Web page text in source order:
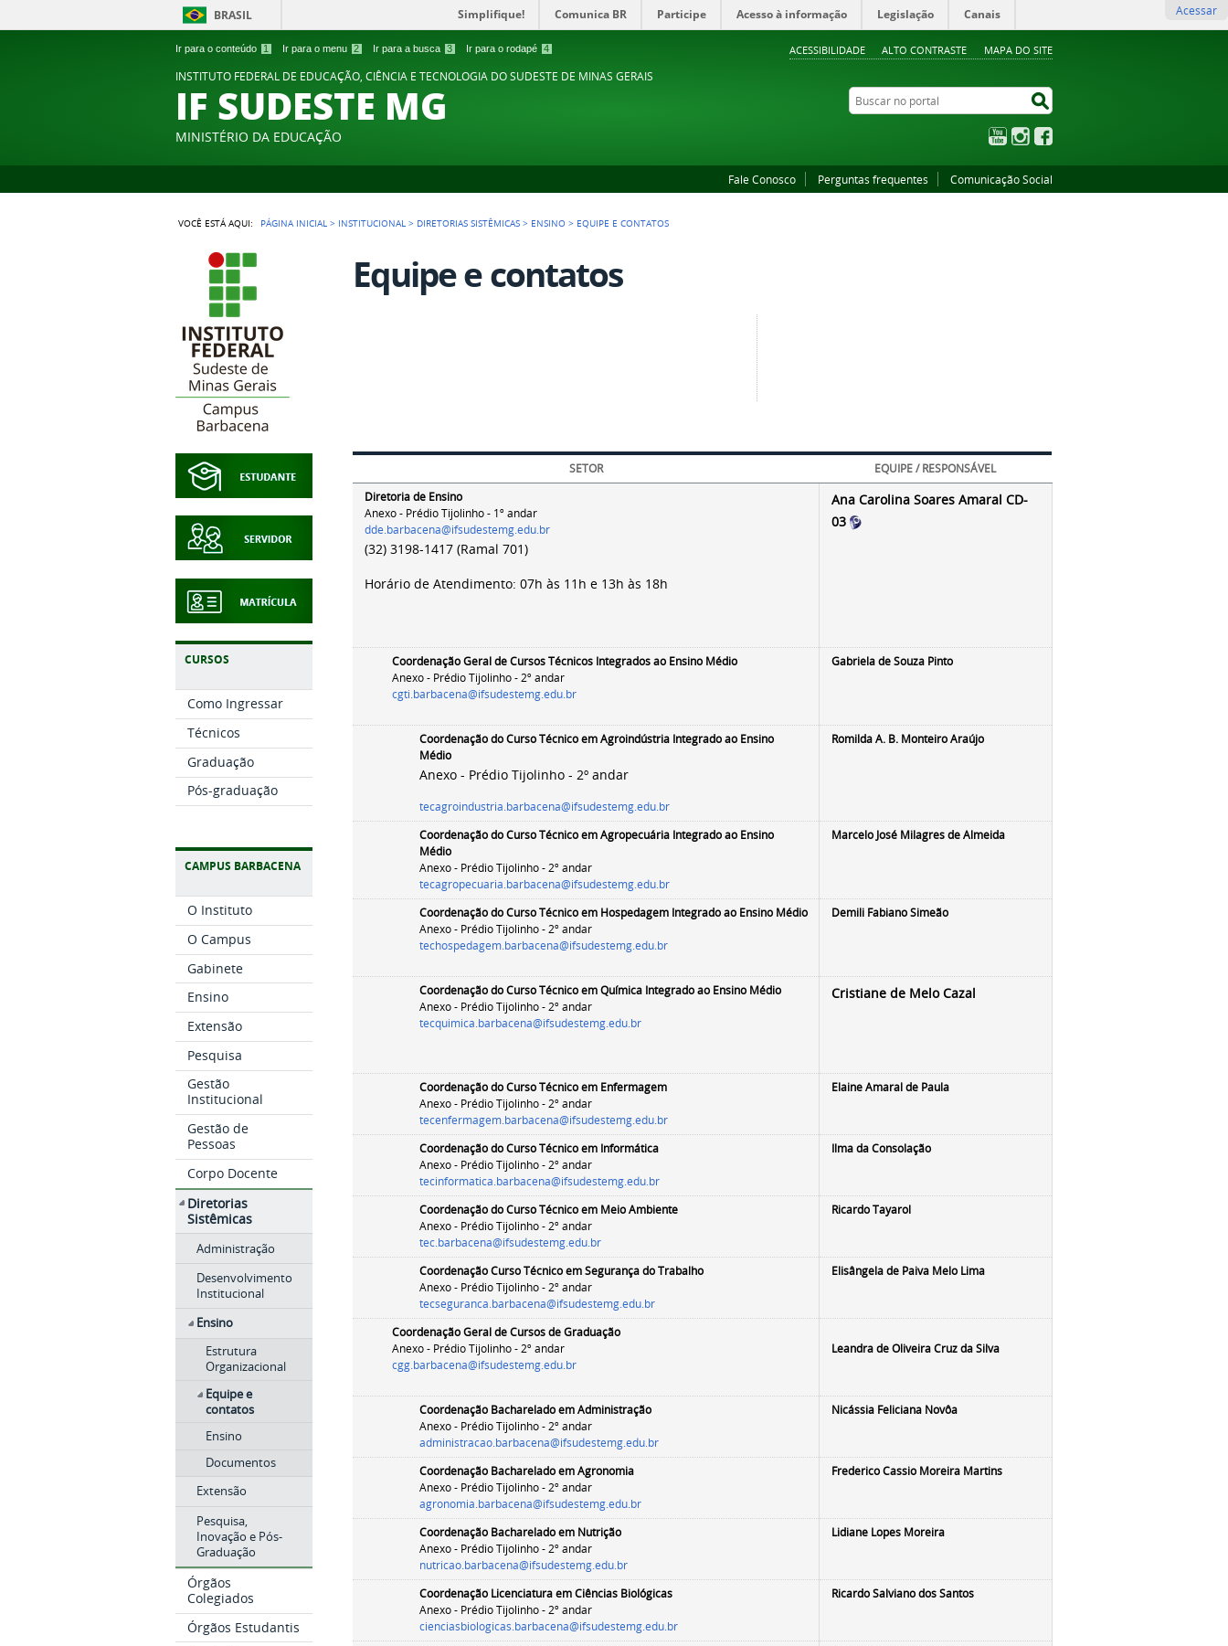
Ir para o conteúdo 1 Ir para o menu 2 Ir para a busca 3 Ir para o rodapé 4 ACESSIBILIDADE ALTO CONTRASTE MAPA DO SITE
BRASIL Simplifique! Comunica BR Participe Acesso à informação Legislação Canais Acessar
INSTITUTO FEDERAL DE EDUCAÇÃO, CIÊNCIA E TECNOLOGIA DO SUDESTE DE MINAS GERAIS
IF SUDESTE MG
MINISTÉRIO DA EDUCAÇÃO
Buscar no portal
YouTubeInstagram
Fale Conosco Perguntas frequentes Comunicação Social
VOCÊ ESTÁ AQUI: PÁGINA INICIAL > INSTITUCIONAL > DIRETORIAS SISTÊMICAS > ENSINO > EQUIPE E CONTATOS
CURSOS
Como Ingressar
Técnicos
Graduação
Pós-graduação
CAMPUS BARBACENA
O Instituto
O Campus
Gabinete
Ensino
Extensão
Pesquisa
Gestão
Institucional
Gestão de
Pessoas
Corpo Docente
Diretorias
Sistêmicas
Administração
Desenvolvimento
Institucional
Ensino
Estrutura
Organizacional
Equipe e
contatos
Ensino
Documentos
Extensão
Pesquisa,
Inovação e Pós-
Graduação
Órgãos
Colegiados
Órgãos Estudantis
Equipe e contatos
SETOR
EQUIPE / RESPONSÁVEL
Diretoria de Ensino
Anexo - Prédio Tijolinho - 1º andar
dde.barbacena@ifsudestemg.edu.br
(32) 3198-1417 (Ramal 701)
Horário de Atendimento: 07h às 11h e 13h às 18h
Ana Carolina Soares Amaral CD-
03
Coordenação Geral de Cursos Técnicos Integrados ao Ensino Médio
Anexo - Prédio Tijolinho - 2º andar
cgti.barbacena@ifsudestemg.edu.br
Gabriela de Souza Pinto
Coordenação do Curso Técnico em Agroindústria Integrado ao Ensino
Médio
Anexo - Prédio Tijolinho - 2º andar
tecagroindustria.barbacena@ifsudestemg.edu.br
Romilda A. B. Monteiro Araújo
Coordenação do Curso Técnico em Agropecuária Integrado ao Ensino
Médio
Anexo - Prédio Tijolinho - 2º andar
tecagropecuaria.barbacena@ifsudestemg.edu.br
Marcelo José Milagres de Almeida
Coordenação do Curso Técnico em Hospedagem Integrado ao Ensino Médio
Anexo - Prédio Tijolinho - 2º andar
techospedagem.barbacena@ifsudestemg.edu.br
Demili Fabiano Simeão
Coordenação do Curso Técnico em Química Integrado ao Ensino Médio
Anexo - Prédio Tijolinho - 2º andar
tecquimica.barbacena@ifsudestemg.edu.br
Cristiane de Melo Cazal
Coordenação do Curso Técnico em Enfermagem
Anexo - Prédio Tijolinho - 2º andar
tecenfermagem.barbacena@ifsudestemg.edu.br
Elaine Amaral de Paula
Coordenação do Curso Técnico em Informática
Anexo - Prédio Tijolinho - 2º andar
tecinformatica.barbacena@ifsudestemg.edu.br
Ilma da Consolação
Coordenação do Curso Técnico em Meio Ambiente
Anexo - Prédio Tijolinho - 2º andar
tec.barbacena@ifsudestemg.edu.br
Ricardo Tayarol
CoordenaçãoCurso Técnico em Segurança do Trabalho
Anexo - Prédio Tijolinho - 2º andar
tecseguranca.barbacena@ifsudestemg.edu.br
Elisângela de Paiva Melo Lima
Coordenação Geral de Cursosde Graduação
Anexo - Prédio Tijolinho - 2º andar
cgg.barbacena@ifsudestemg.edu.br
Leandra de Oliveira Cruz da Silva
Coordenação Bacharelado em Administração
Anexo - Prédio Tijolinho - 2º andar
administracao.barbacena@ifsudestemg.edu.br
Nicássia Feliciana Novôa
Coordenação Bacharelado emAgronomia
Anexo - Prédio Tijolinho - 2º andar
agronomia.barbacena@ifsudestemg.edu.br
Frederico Cassio Moreira Martins
Coordenação Bacharelado em Nutrição
Anexo - Prédio Tijolinho - 2º andar
nutricao.barbacena@ifsudestemg.edu.br
Lidiane Lopes Moreira
Coordenação Licenciatura em Ciências Biológicas
Anexo - Prédio Tijolinho - 2º andar
cienciasbiologicas.barbacena@ifsudestemg.edu.br
Ricardo Salviano dos Santos